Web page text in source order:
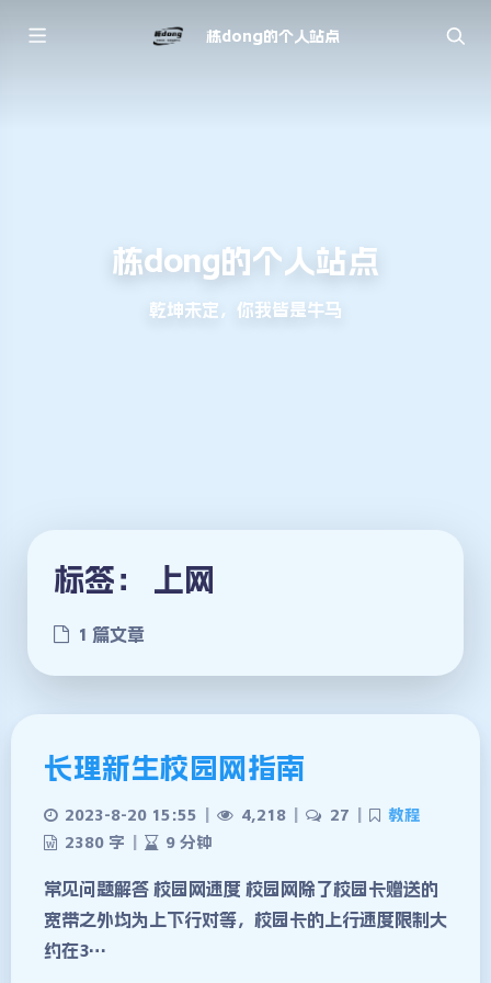
栋dong的个人站点
栋dong的个人站点
乾坤未定，你我皆是牛马
夜间模式
标签： 上网
1 篇文章
长理新生校园网指南
2023-8-20 15:55 4,218 27
教程
2380 字
9 分钟
常见问题解答 校园网速度 校园网除了校园卡赠送的
宽带之外均为上下行对等，校园卡的上行速度限制大
约在3…